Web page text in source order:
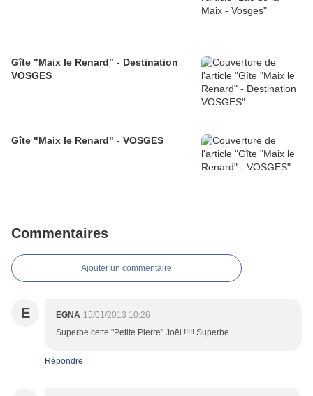
Gîte "Maix le Renard" - Destination
VOSGES
Gîte "Maix le Renard" - VOSGES
Commentaires
Ajouter un commentaire
E EGNA 15/01/2013 10:26
Superbe cette "Petite Pierre" Joël !!!!! Superbe......
Répondre